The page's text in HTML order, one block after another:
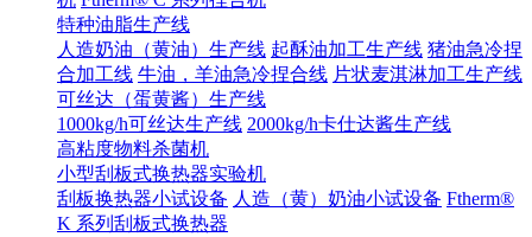
特种油脂生产线
人造奶油（黄油）生产线 起酥油加工生产线 猪油急冷捏
合加工线 牛油，羊油急冷捏合线 片状麦淇淋加工生产线
可丝达（蛋黄酱）生产线
1000kg/h可丝达生产线 2000kg/h卡仕达酱生产线
高粘度物料杀菌机
小型刮板式换热器实验机
刮板换热器小试设备 人造（黄）奶油小试设备 Ftherm®
K 系列刮板式换热器